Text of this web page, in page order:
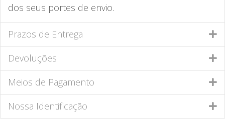
dos seus portes de envio.
Prazos de Entrega
Devoluções
Meios de Pagamento
Nossa Identificação